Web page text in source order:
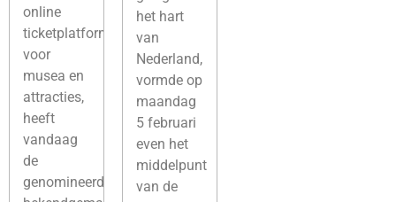
online
ticketplatform
voor
musea en
attracties,
heeft
vandaag
de
genomineerden
het hart
van
Nederland,
vormde op
maandag
5 februari
even het
middelpunt
van de